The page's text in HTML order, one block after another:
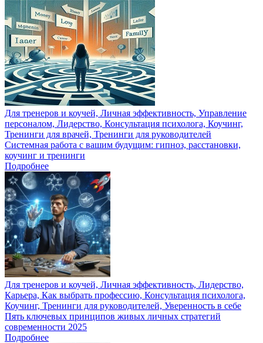
Для тренеров и коучей, Личная эффективность, Управление
персоналом, Лидерство, Консультация психолога, Коучинг,
Тренинги для врачей, Тренинги для руководителей
Системная работа с вашим будущим: гипноз, расстановки,
коучинг и тренинги
Подробнее
Для тренеров и коучей, Личная эффективность, Лидерство,
Карьера, Как выбрать профессию, Консультация психолога,
Коучинг, Тренинги для руководителей, Уверенность в себе
Пять ключевых принципов живых личных стратегий
современности 2025
Подробнее